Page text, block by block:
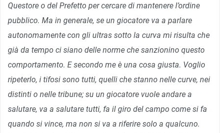
Questore o del Prefetto per cercare di mantenere l’ordine
pubblico. Ma in generale, se un giocatore va a parlare
autonomamente con gli ultras sotto la curva mi risulta che
già da tempo ci siano delle norme che sanzionino questo
comportamento. E secondo me è una cosa giusta. Voglio
ripeterlo, i tifosi sono tutti, quelli che stanno nelle curve, nei
distinti o nelle tribune; su un giocatore vuole andare a
salutare, va a salutare tutti, fa il giro del campo come si fa
quando si vince, ma non si va a riferire solo a qualcuno.